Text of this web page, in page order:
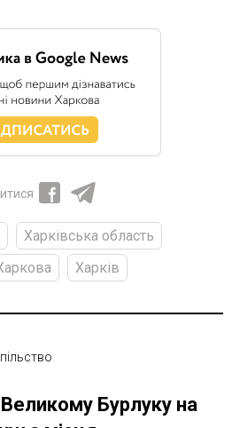
Харківська область
Харків
Бурлуку на